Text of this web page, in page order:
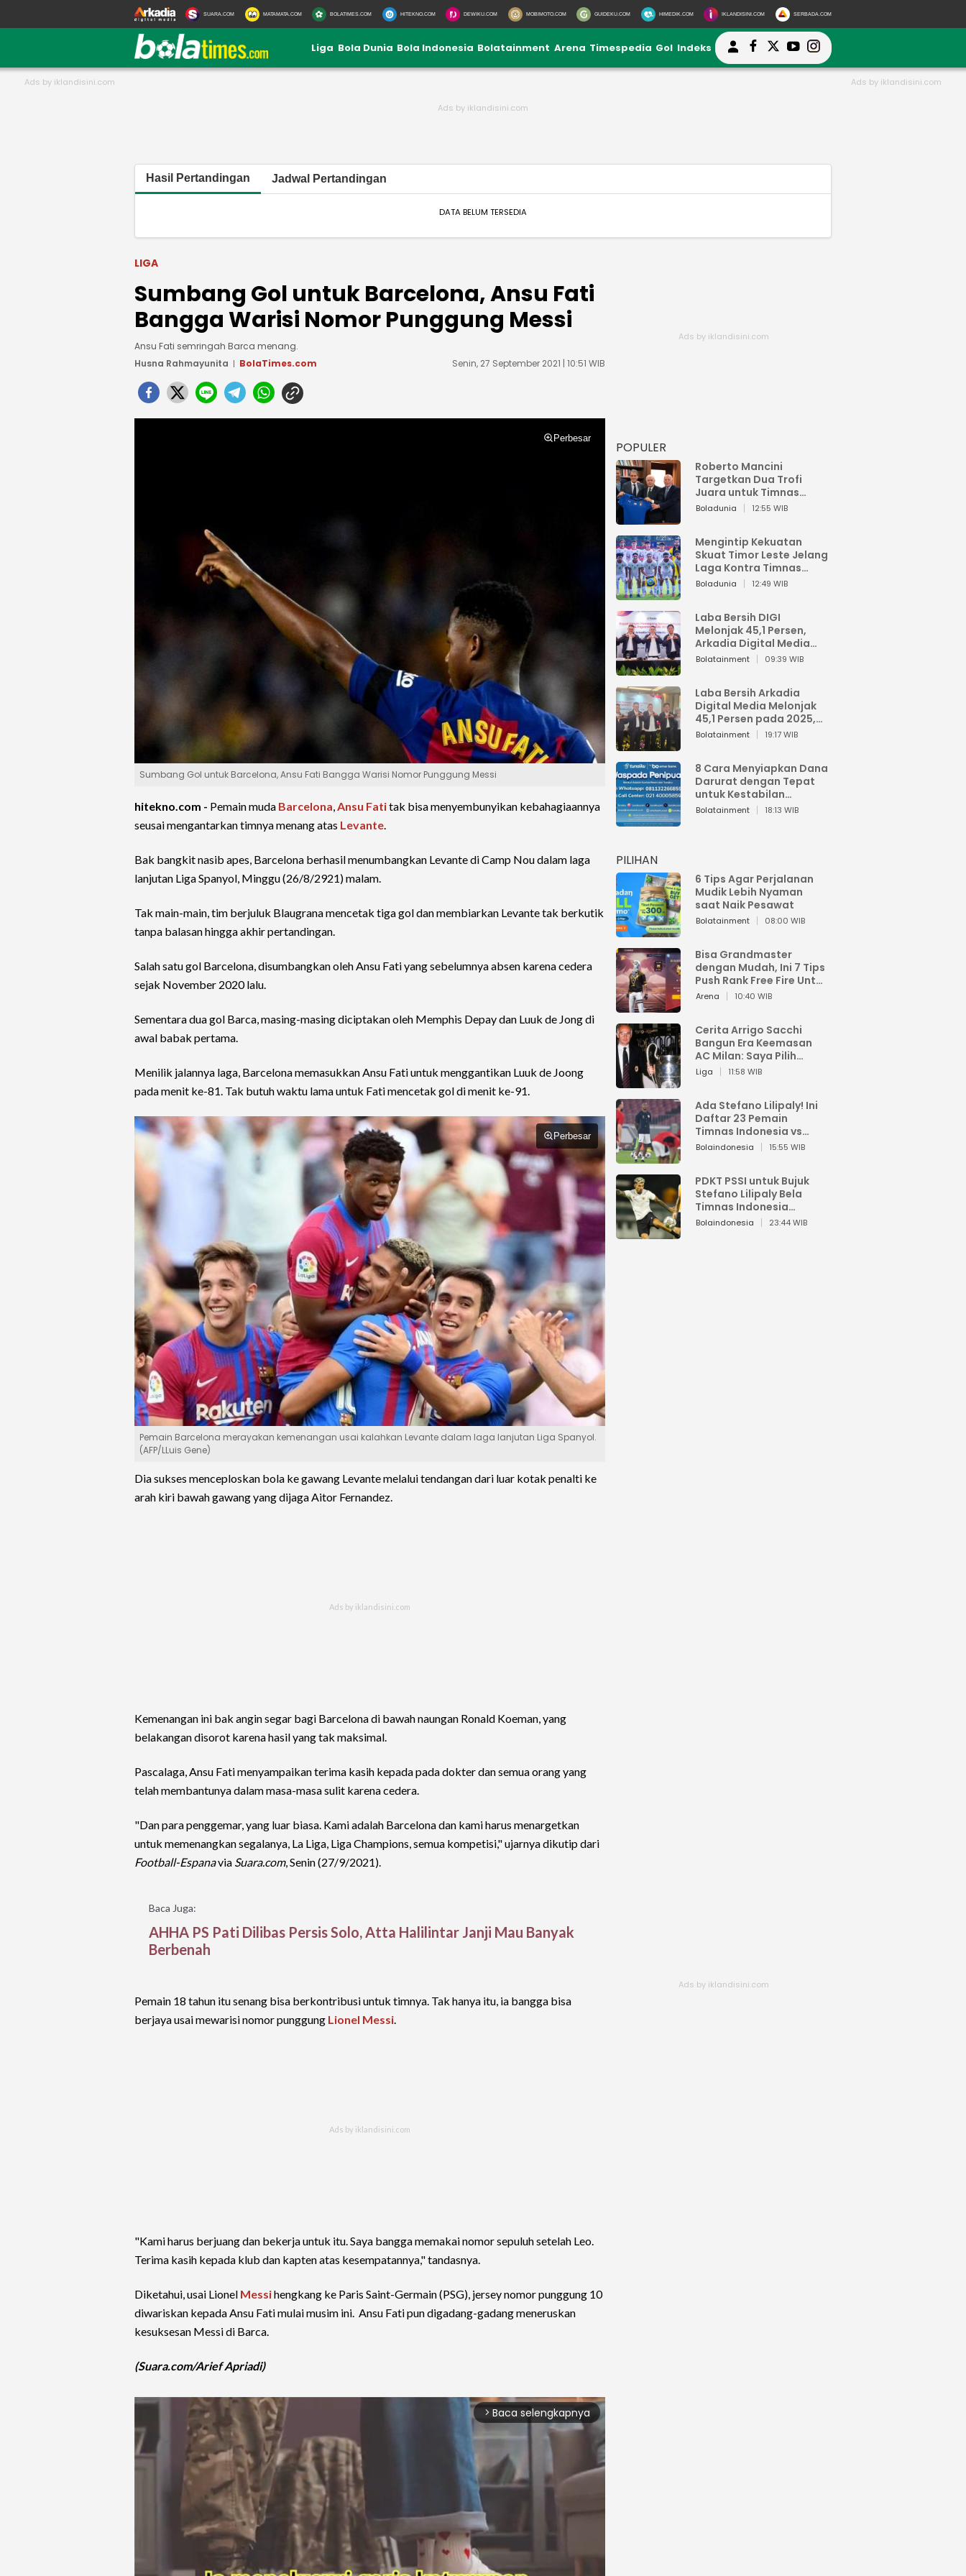
SUARA.COM MATAMATA.COM BOLATIMES.COM HITEKNO.COM DEWIKU.COM MOBIMOTO.COM GUIDEKU.COM HIMEDIK.COM IKLANDISINI.COM SERBADA.COM
Liga Bola Dunia Bola Indonesia Bolatainment Arena Timespedia Gol Indeks
Hasil Pertandingan Jadwal Pertandingan
DATA BELUM TERSEDIA
LIGA
Sumbang Gol untuk Barcelona, Ansu Fati
Bangga Warisi Nomor Punggung Messi
Ansu Fati semringah Barca menang.
Husna Rahmayunita
BolaTimes.com Senin, 27 September 2021 | 10:51 WIB
Perbesar
Sumbang Gol untuk Barcelona, Ansu Fati Bangga Warisi Nomor Punggung Messi
hitekno.com - Pemain muda Barcelona,Ansu Fatitak bisa menyembunyikan kebahagiaannya
seusai mengantarkan timnya menang atas Levante.
Bak bangkit nasib apes, Barcelona berhasil menumbangkan Levante di Camp Nou dalam laga
lanjutan Liga Spanyol, Minggu (26/8/2921) malam.
Tak main-main, tim berjuluk Blaugrana mencetak tiga gol dan membiarkan Levante tak berkutik
tanpa balasan hingga akhir pertandingan.
Salah satu gol Barcelona, disumbangkan oleh Ansu Fati yang sebelumnya absen karena cedera
sejak November 2020 lalu.
Sementara dua gol Barca, masing-masing diciptakan oleh Memphis Depay dan Luuk de Jong di
awal babak pertama.
Menilik jalannya laga, Barcelona memasukkan Ansu Fati untuk menggantikan Luuk de Joong
pada menit ke-81. Tak butuh waktu lama untuk Fati mencetak gol di menit ke-91.
Perbesar
Pemain Barcelona merayakan kemenangan usai kalahkan Levante dalam laga lanjutan Liga Spanyol.
(AFP/LLuis Gene)
Dia sukses menceploskan bola ke gawang Levante melalui tendangan dari luar kotak penalti ke
arah kiri bawah gawang yang dijaga Aitor Fernandez.
Kemenangan ini bak angin segar bagi Barcelona di bawah naungan Ronald Koeman, yang
belakangan disorot karena hasil yang tak maksimal.
Pascalaga, Ansu Fati menyampaikan terima kasih kepada pada dokter dan semua orang yang
telah membantunya dalam masa-masa sulit karena cedera.
"Dan para penggemar, yang luar biasa. Kami adalah Barcelona dan kami harus menargetkan
untuk memenangkan segalanya, La Liga, Liga Champions, semua kompetisi," ujarnya dikutip dari
Football-Espanavia Suara.com, Senin (27/9/2021).
Baca Juga:
AHHA PS Pati Dilibas Persis Solo, Atta Halilintar Janji Mau Banyak
Berbenah
Pemain 18 tahun itu senang bisa berkontribusi untuk timnya. Tak hanya itu, ia bangga bisa
berjaya usai mewarisi nomor punggung Lionel Messi
"Kami harus berjuang dan bekerja untuk itu. Saya bangga memakai nomor sepuluh setelah Leo.
Terima kasih kepada klub dan kapten atas kesempatannya," tandasnya.
Diketahui, usai Lionel Messihengkang ke Paris Saint-Germain (PSG), jersey nomor punggung 10
diwariskan kepada Ansu Fati mulai musim ini. Ansu Fati pun digadang-gadang meneruskan
kesuksesan Messi di Barca.
(Suara.com/Arief Apriadi)
arrow_forward_ios Baca selengkapnya
POPULER
Roberto Mancini
Targetkan Dua Trofi
Juara untuk Timnas
Italia
Boladunia 12:55 WIB
Mengintip Kekuatan
Skuat Timor Leste Jelang
Laga Kontra Timnas
Indonesia di Piala AFF
Boladunia 12:49 WIB
Laba Bersih DIGI
Melonjak 45,1 Persen,
Arkadia Digital Media
Perkuat Bisnis AI dan
Bolatainment 09:39 WIB
Laba Bersih Arkadia
Digital Media Melonjak
45,1 Persen pada 2025,
Sentuh Rp1,76 Miliar
Bolatainment 19:17 WIB
8 Cara Menyiapkan Dana
Darurat dengan Tepat
untuk Kestabilan
Keuangan
Bolatainment 18:13 WIB
PILIHAN
6 Tips Agar Perjalanan
Mudik Lebih Nyaman
saat Naik Pesawat
Bolatainment 08:00 WIB
Bisa Grandmaster
dengan Mudah, Ini 7 Tips
Push Rank Free Fire Untuk
Pemula
Arena 10:40 WIB
Cerita Arrigo Sacchi
Bangun Era Keemasan
AC Milan: Saya Pilih
Pemain dari Isi Otaknya
Liga 11:58 WIB
Ada Stefano Lilipaly! Ini
Daftar 23 Pemain
Timnas Indonesia vs
China
Bolaindonesia 15:55 WIB
PDKT PSSI untuk Bujuk
Stefano Lilipaly Bela
Timnas Indonesia
Berakhir Berantakan
Bolaindonesia 23:44 WIB